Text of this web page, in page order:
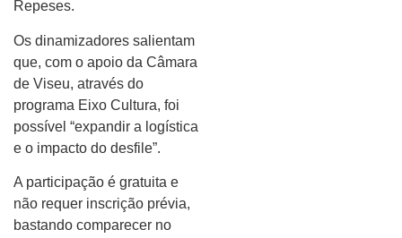
Repeses.
Os dinamizadores salientam
que, com o apoio da Câmara
de Viseu, através do
programa Eixo Cultura, foi
possível “expandir a logística
e o impacto do desfile”.
A participação é gratuita e
não requer inscrição prévia,
bastando comparecer no